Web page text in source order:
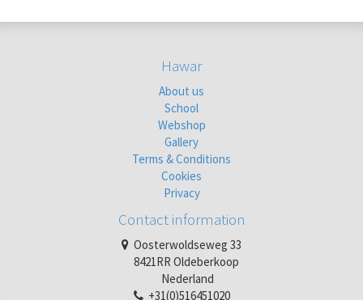
Hawar
About us
School
Webshop
Gallery
Terms & Conditions
Cookies
Privacy
Contact information
Oosterwoldseweg 33
8421RR Oldeberkoop
Nederland
+31(0)516451020